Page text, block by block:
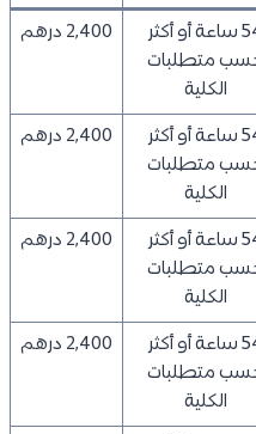
54 ساعة أو أكثر
متطلبات
الكلية
2,400 درهم
54 ساعة أو أكثر
متطلبات
الكلية
2,400 درهم
54 ساعة أو أكثر
متطلبات
الكلية
2,400 درهم
54 ساعة أو أكثر
متطلبات
الكلية
2,400 درهم